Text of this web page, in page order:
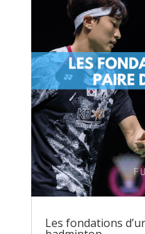
Les fondations